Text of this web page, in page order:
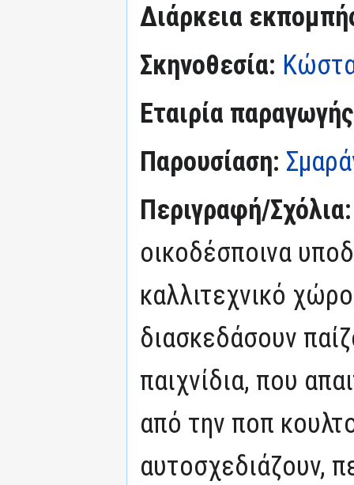
Διάρκεια
Σκηνοθεσία:
Εταιρία
Παρουσίαση:
Περιγραφή/
οικοδέσποινα
καλλιτεχνικό
διασκεδάσουν
παιχνίδια, που
από την ποπ
αυτοσχεδιάζουν,